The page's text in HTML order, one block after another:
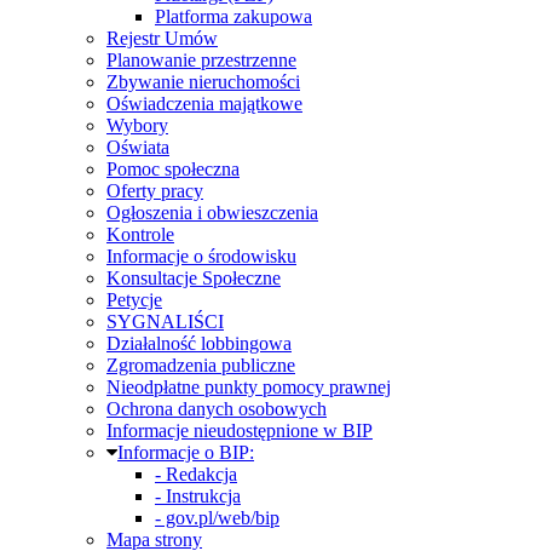
Platforma zakupowa
Rejestr Umów
Planowanie przestrzenne
Zbywanie nieruchomości
Oświadczenia majątkowe
Wybory
Oświata
Pomoc społeczna
Oferty pracy
Ogłoszenia i obwieszczenia
Kontrole
Informacje o środowisku
Konsultacje Społeczne
Petycje
SYGNALIŚCI
Działalność lobbingowa
Zgromadzenia publiczne
Nieodpłatne punkty pomocy prawnej
Ochrona danych osobowych
Informacje nieudostępnione w BIP
Informacje o BIP:
- Redakcja
- Instrukcja
- gov.pl/web/bip
Mapa strony